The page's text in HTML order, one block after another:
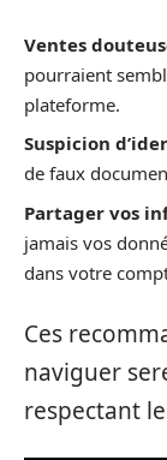
Ventes
pourraient
plateforme.
Suspicion
de faux
Partager vos
jamais vos
dans votre
Ces
naviguer
respectant